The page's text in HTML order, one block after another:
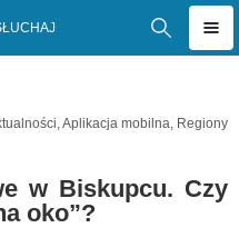
,Aplikacja mobilna, Regiony
w Biskupcu. Czy
oko”?